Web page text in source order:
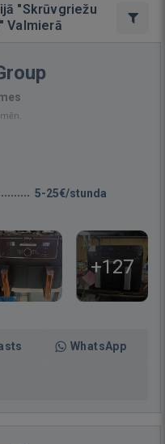
"Skrūvgriežu
Valmierā
5-25€/stunda
+127
WhatsApp